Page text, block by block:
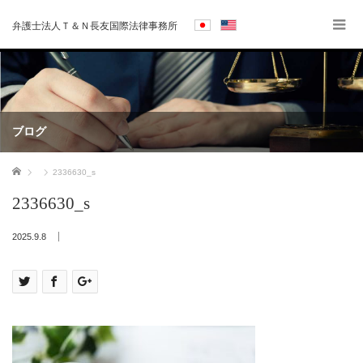
弁護士法人Ｔ＆Ｎ長友国際法律事務所
ブログ
ホーム 2336630_s
2336630_s
2025.9.8